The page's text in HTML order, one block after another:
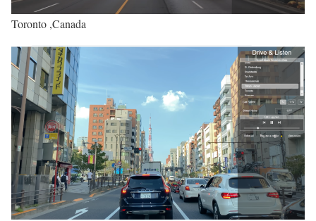
Toronto ,Canada